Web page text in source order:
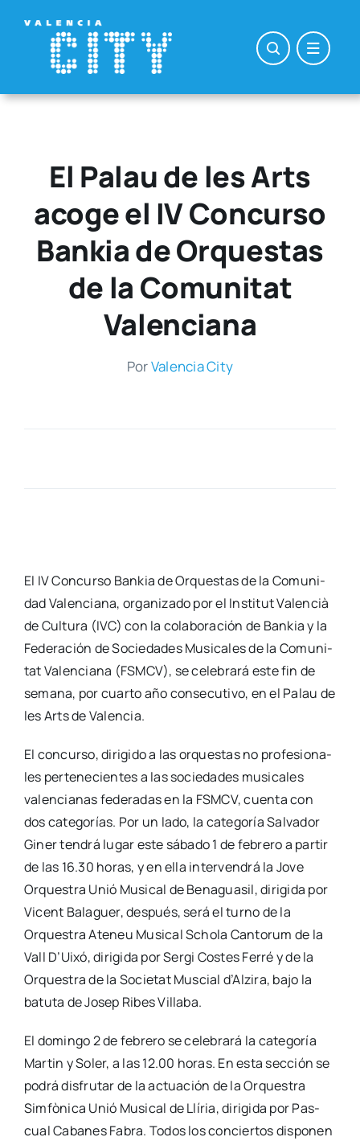
contenido
El Palau de les Arts
acoge el IV Concurso
Bankia de Orquestas
de la Comunitat
Valenciana
PorValen­cia City
El IV Con­cur­so Ban­kia de Orques­tas de la Comu­ni­
dad Valen­cia­na, orga­ni­za­do por el Ins­ti­tut Valen­cià
de Cul­tu­ra (IVC) con la cola­bo­ra­ción de Ban­kia y la
Fede­ra­ción de Socie­da­des Musi­ca­les de la Comu­ni­
tat Valen­cia­na (FSMCV), se cele­bra­rá este fin de
sema­na, por cuar­to año con­se­cu­ti­vo, en el Palau de
les Arts de Valen­cia.
El con­cur­so, diri­gi­do a las orques­tas no pro­fe­sio­na­
les per­te­ne­cien­tes a las socie­da­des musi­ca­les
valen­cia­nas fede­ra­das en la FSMCV, cuen­ta con
dos cate­go­rías. Por un lado, la cate­go­ría Sal­va­dor
Giner ten­drá lugar este sába­do 1 de febre­ro a par­tir
de las 16.30 horas, y en ella inter­ven­drá la Jove
Orques­tra Unió Musi­cal de Bena­gua­sil, diri­gi­da por
Vicent Bala­guer, des­pués, será el turno de la
Orques­tra Ate­neu Musi­cal Scho­la Can­to­rum de la
Vall D’Uixó, diri­gi­da por Ser­gi Cos­tes Ferré y de la
Orques­tra de la Socie­tat Mus­cial d’Alzira, bajo la
batu­ta de Josep Ribes Villa­ba.
El domin­go 2 de febre­ro se cele­bra­rá la cate­go­ría
Mar­tin y Soler, a las 12.00 horas. En esta sec­ción se
podrá dis­fru­tar de la actua­ción de la Orques­tra
Sim­fò­ni­ca Unió Musi­cal de Llí­ria, diri­gi­da por Pas­
cual Caba­nes Fabra. Todos los con­cier­tos dis­po­nen